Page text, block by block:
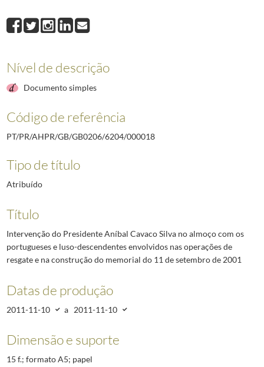
000019Discurso do Presidente Aníbal Cavaco Silva no II Encontro de
000020Intervenção do Presidente Aníbal Cavaco Silva no jantar de gala
000022
Discurso do Presidente Aníbal Cavaco Silva na Universidade de
(...)
Nível de descrição
Documento simples
Código de referência
PT/PR/AHPR/GB/GB0206/6204/000018
Tipo de título
Atribuído
Título
Intervenção do Presidente Aníbal Cavaco Silva no almoço com os
portugueses e luso-descendentes envolvidos nas operações de
resgate e na construção do memorial do 11 de setembro de 2001
Datas de produção
2011-11-10 a 2011-11-10
Dimensão e suporte
15 f.; formato A5; papel